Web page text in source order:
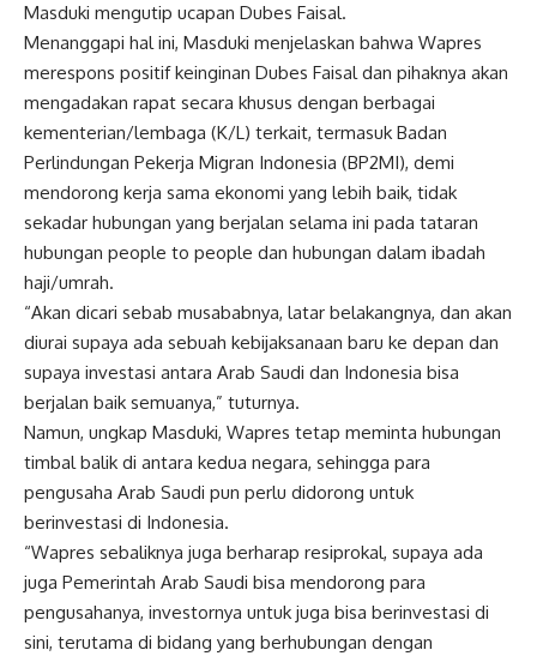
Masduki mengutip ucapan Dubes Faisal.
Menanggapi hal ini, Masduki menjelaskan bahwa Wapres
merespons positif keinginan Dubes Faisal dan pihaknya akan
mengadakan rapat secara khusus dengan berbagai
kementerian/lembaga (K/L) terkait, termasuk Badan
Perlindungan Pekerja Migran Indonesia (BP2MI), demi
mendorong kerja sama ekonomi yang lebih baik, tidak
sekadar hubungan yang berjalan selama ini pada tataran
hubungan people to people dan hubungan dalam ibadah
haji/umrah.
“Akan dicari sebab musababnya, latar belakangnya, dan akan
diurai supaya ada sebuah kebijaksanaan baru ke depan dan
supaya investasi antara Arab Saudi dan Indonesia bisa
berjalan baik semuanya,” tuturnya.
Namun, ungkap Masduki, Wapres tetap meminta hubungan
timbal balik di antara kedua negara, sehingga para
pengusaha Arab Saudi pun perlu didorong untuk
berinvestasi di Indonesia.
“Wapres sebaliknya juga berharap resiprokal, supaya ada
juga Pemerintah Arab Saudi bisa mendorong para
pengusahanya, investornya untuk juga bisa berinvestasi di
sini, terutama di bidang yang berhubungan dengan